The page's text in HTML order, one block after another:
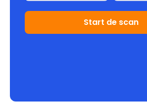
Start de scan